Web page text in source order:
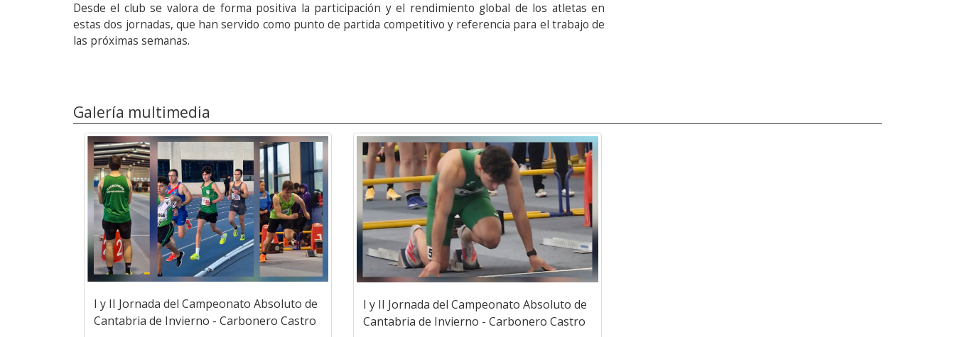
Desde el club se valora de forma positiva la participación y el rendimiento global de los atletas en
estas dos jornadas, que han servido como punto de partida competitivo y referencia para el trabajo de
las próximas semanas.
Galería multimedia
I y II Jornada del Campeonato Absoluto de
Cantabria de Invierno - Carbonero Castro
I y II Jornada del Campeonato Absoluto de
Cantabria de Invierno - Carbonero Castro